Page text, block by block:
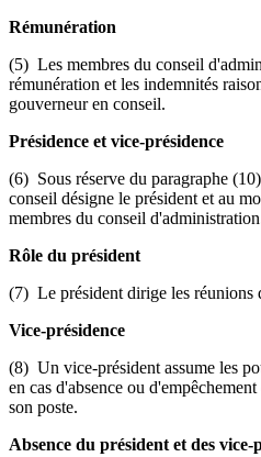
Rémunération
(5) Les membres du conseil
rémunération et les indemnités
gouverneur en conseil.
Présidence et vice-présidence
(6) Sous réserve du paragraphe
conseil désigne le président et au
membres du conseil
Rôle du président
(7) Le président dirige les réunions
Vice-présidence
(8) Un vice-président assume les
en cas d'absence ou
son poste.
Absence du président et des vice-